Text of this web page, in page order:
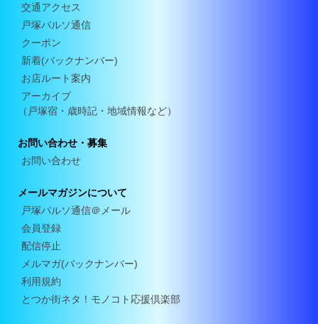
交通アクセス
戸塚パルソ通信
クーポン
新着(バックナンバー)
お店ルート案内
アーカイブ
（戸塚宿・歳時記・地域情報など）
お問い合わせ・募集
お問い合わせ
メールマガジンについて
戸塚パルソ通信＠メール
会員登録
配信停止
メルマガ(バックナンバー)
利用規約
とつか街ネタ！モノコト応援倶楽部